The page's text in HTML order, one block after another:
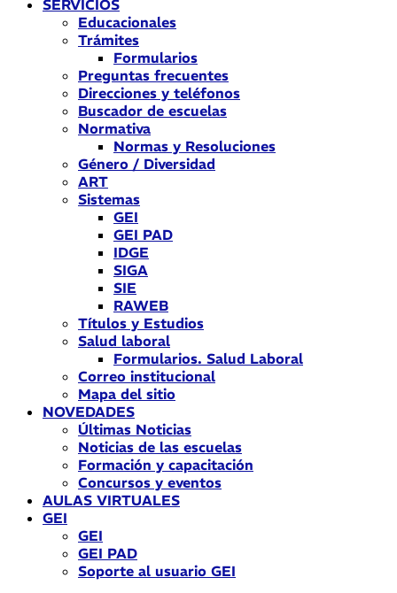
SERVICIOS
Educacionales
Trámites
Formularios
Preguntas frecuentes
Direcciones y teléfonos
Buscador de escuelas
Normativa
Normas y Resoluciones
Género / Diversidad
ART
Sistemas
GEI
GEI PAD
IDGE
SIGA
SIE
RAWEB
Títulos y Estudios
Salud laboral
Formularios. Salud Laboral
Correo institucional
Mapa del sitio
NOVEDADES
Últimas Noticias
Noticias de las escuelas
Formación y capacitación
Concursos y eventos
AULAS VIRTUALES
GEI
GEI
GEI PAD
Soporte al usuario GEI